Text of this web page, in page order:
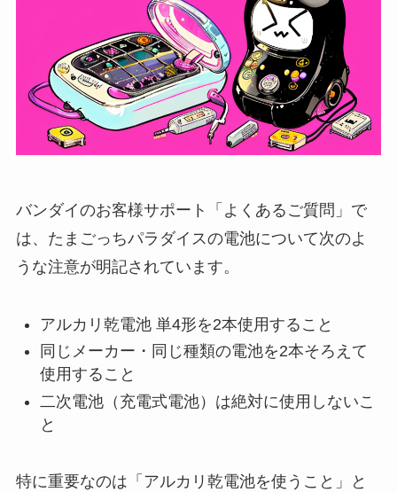
バンダイのお客様サポート「よくあるご質問」で
は、たまごっちパラダイスの電池について次のよ
うな注意が明記されています。
アルカリ乾電池 単4形を2本使用すること
同じメーカー・同じ種類の電池を2本そろえて
使用すること
二次電池（充電式電池）は絶対に使用しないこ
と
特に重要なのは「アルカリ乾電池を使うこと」と